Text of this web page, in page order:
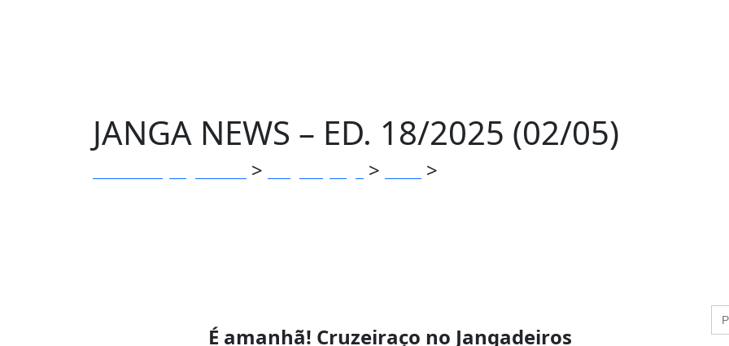
JANGA NEWS – ED. 18/2025 (02/05)
> > >
É amanhã! Cruzeiraço no Jangadeiros